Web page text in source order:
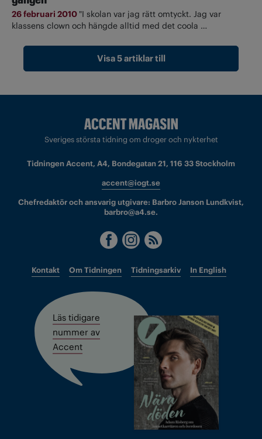
26 februari 2010 "I skolan var jag rätt omtyckt. Jag var
klassens clown och hängde alltid med det coola …
Visa 5 artiklar till
Sveriges största tidning om droger och nykterhet
Tidningen Accent, A4, Bondegatan 21, 116 33 Stockholm
accent@iogt.se
Chefredaktör och ansvarig utgivare: Barbro Janson Lundkvist,
barbro@a4.se.
Kontakt Om Tidningen Tidningsarkiv In English
Läs tidigare
nummer av
Accent